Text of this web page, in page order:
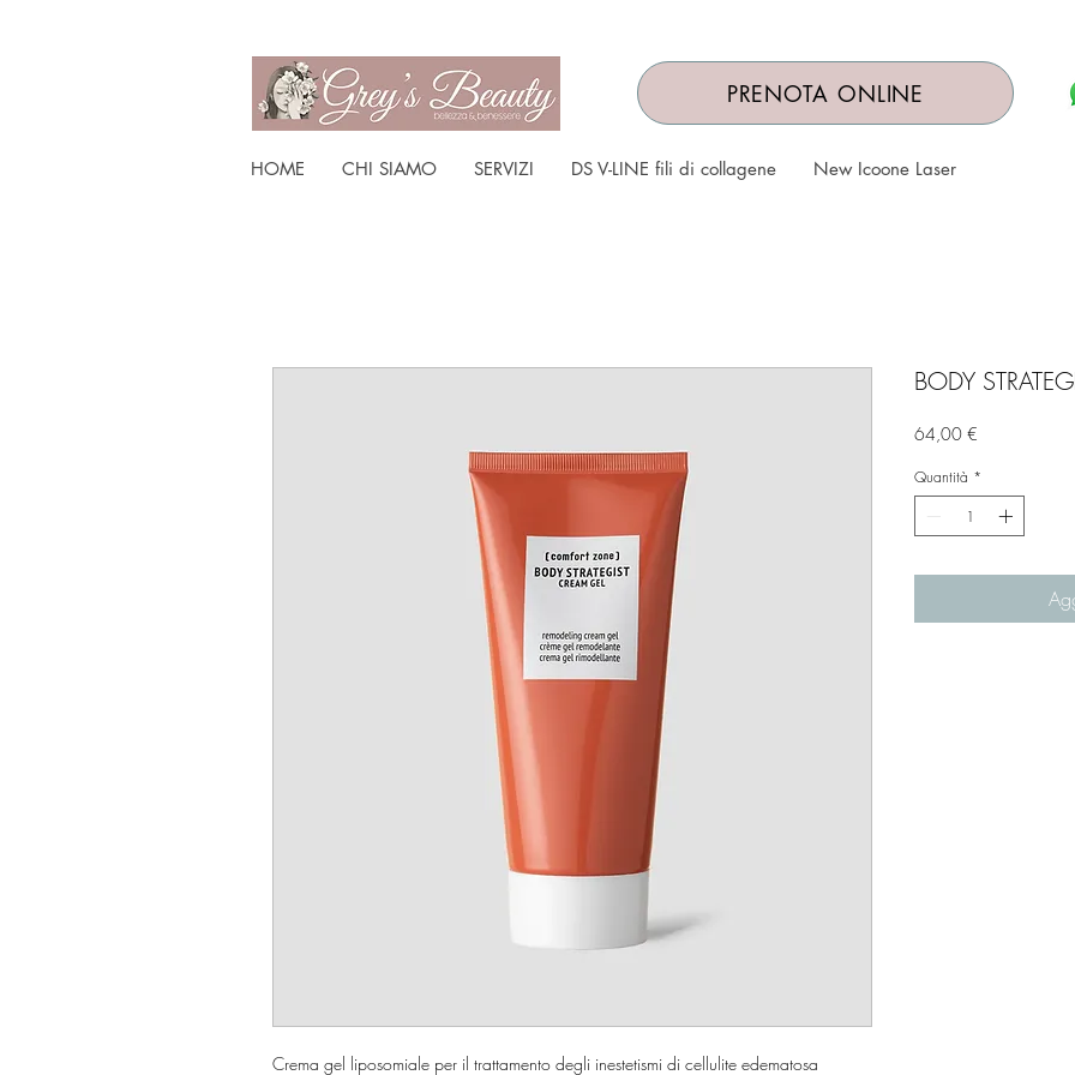
PRENOTA ONLINE
HOME CHI SIAMO SERVIZI DS V-LINE fili di collagene New Icoone Laser
Crema gel liposomiale per il trattamento degli inestetismi di cellulite edematosa
BODY
64,00 €
Quantità *